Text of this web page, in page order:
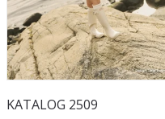
KATALOG 2509